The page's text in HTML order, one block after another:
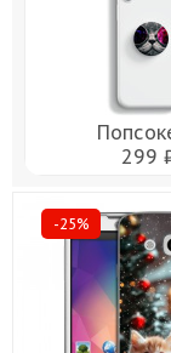
299
-25%